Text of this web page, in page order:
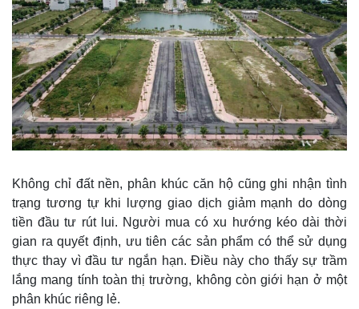
Thế giới
Quan sát
Cuộc sống đó đây
Hồ sơ
Multimedia
Video
Ảnh
E-Magazine
Không chỉ đất nền, phân khúc căn hộ cũng ghi nhận tình
trạng tương tự khi lượng giao dịch giảm mạnh do dòng
tiền đầu tư rút lui. Người mua có xu hướng kéo dài thời
gian ra quyết định, ưu tiên các sản phẩm có thể sử dụng
thực thay vì đầu tư ngắn hạn. Điều này cho thấy sự trầm
lắng mang tính toàn thị trường, không còn giới hạn ở một
phân khúc riêng lẻ.